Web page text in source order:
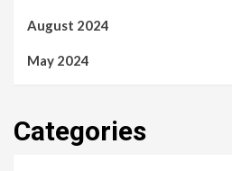
August 2024
May 2024
Categories